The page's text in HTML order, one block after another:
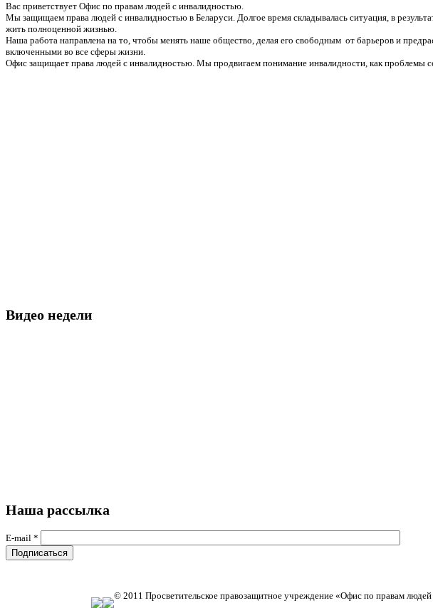
Вас приветствует Офис по правам людей с инвалидностью.
Мы защищаем права людей с инвалидностью в Беларуси. Долгое время складывалась ситуация, в
жить полноценной жизнью.
Наша работа направлена на то, чтобы менять наше общество, делая его свободным от барьеров и
включенными во все сферы жизни.
Офис защищает права людей с инвалидностью. Мы продвигаем понимание инвалидности, как проблемы
Видео недели
Наша рассылка
E-mail *
© 2011 Просветительское правозащитное учреждение «Офис по правам